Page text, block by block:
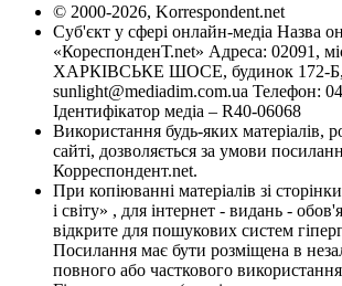
© 2000-2026, Korrespondent.net
Суб'єкт у сфері онлайн-медіа Назва
«КореспонденТ.net» Адреса: 02091,
ХАРКІВСЬКЕ ШОСЕ, будинок 172-Б,
sunlight@mediadim.com.ua Телефон:
Ідентифікатор медіа – R40-06068
Використання будь-яких матеріалів,
сайті, дозволяється за умови
Корреспондент.net.
При копіюванні матеріалів зі
і світу» , для інтернет - видань -
відкрите для пошукових систем
Посилання має бути розміщена в
повного або часткового використання